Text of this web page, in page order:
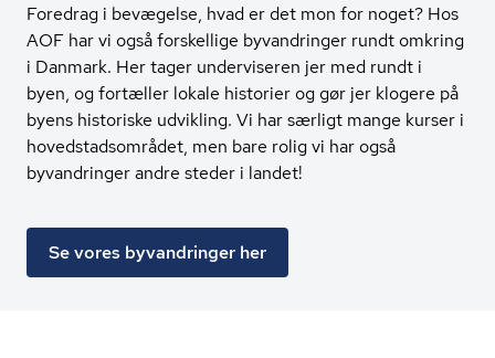
Foredrag i bevægelse, hvad er det mon for noget? Hos
AOF har vi også forskellige byvandringer rundt omkring
i Danmark. Her tager underviseren jer med rundt i
byen, og fortæller lokale historier og gør jer klogere på
byens historiske udvikling. Vi har særligt mange kurser i
hovedstadsområdet, men bare rolig vi har også
byvandringer andre steder i landet!
Se vores byvandringer her